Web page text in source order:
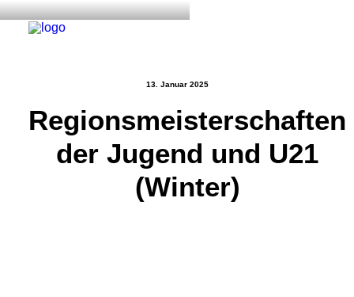
Start
Aktuelles
13. Januar 2025
Regionsmeisterschaften
der Jugend und U21
(Winter)